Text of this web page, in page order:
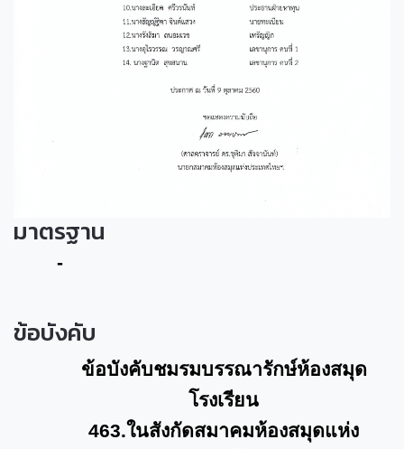
มาตรฐาน
-
ข้อบังคับ
ข้อบังคับชมรมบรรณารักษ์ห้องสมุด
โรงเรียน
463.ในสังกัดสมาคมห้องสมุดแห่ง